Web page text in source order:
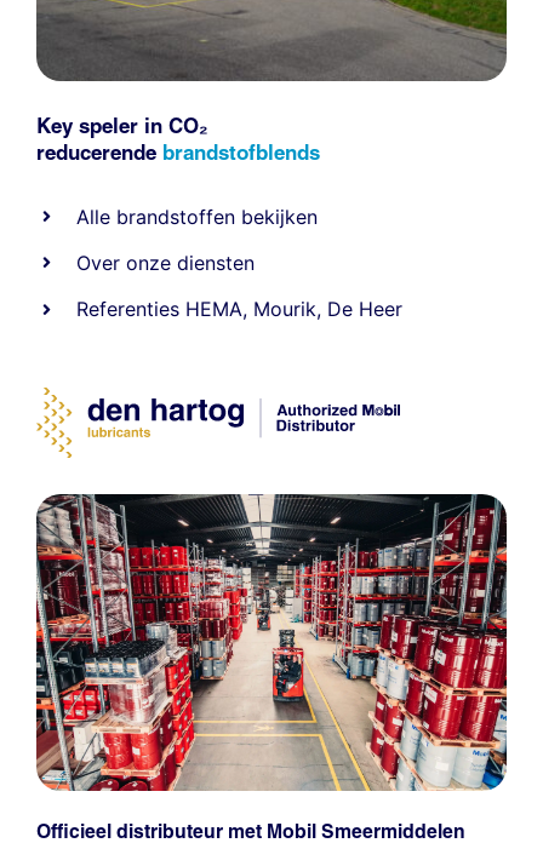
Key speler in CO₂
reducerende brandstofblends
Alle brandstoffen bekijken
Over onze diensten
Referenties HEMA, Mourik, De Heer
Officieel distributeur met Mobil Smeermiddelen